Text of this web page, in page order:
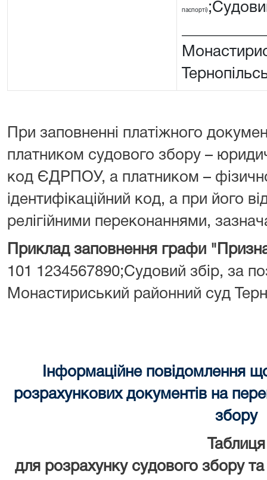
паспорті)
При заповненні платіжного
платником судового збору –
код ЄДРПОУ, а платником –
ідентифікаційний код, а при його
релігійними переконаннями,
Приклад заповнення графи
101 1234567890;Судовий збір, за
Монастириський районний суд
Інформаційне повідомлення
розрахункових документів на
збору
Таблиця
для розрахунку судового збору